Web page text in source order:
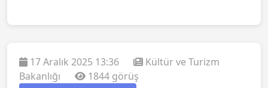
17 Aralık 2025 13:36
Kültür ve Turizm
Bakanlığı
1844 görüş